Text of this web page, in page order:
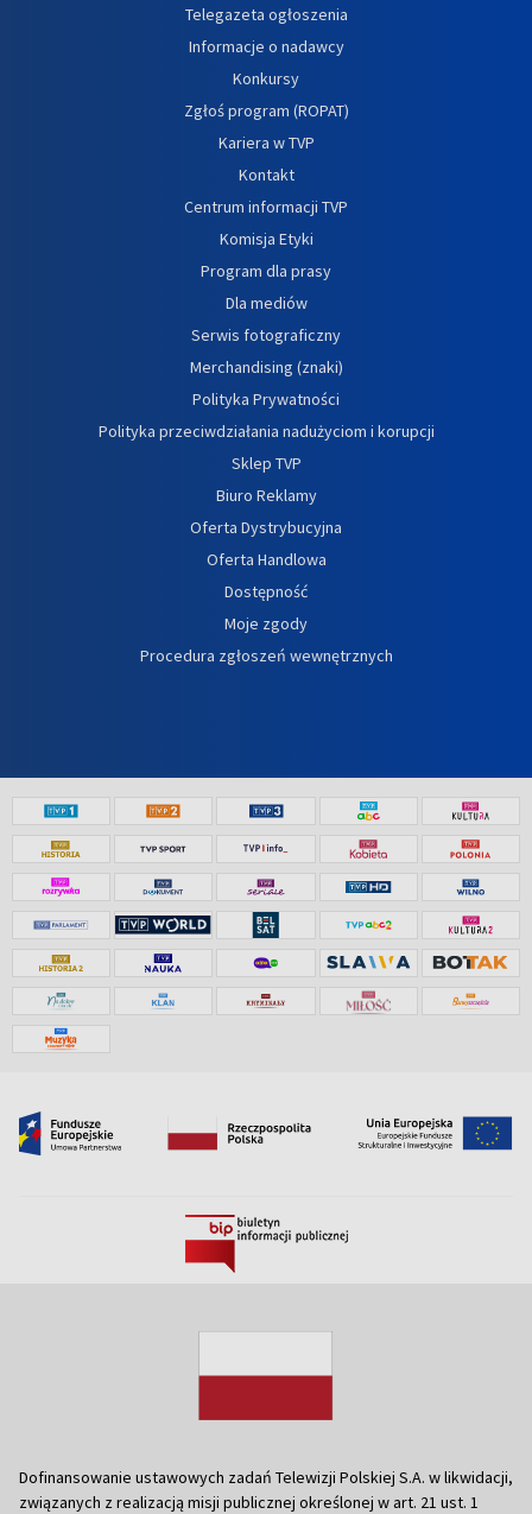
Telegazeta ogłoszenia
Informacje o nadawcy
Konkursy
Zgłoś program (ROPAT)
Kariera w TVP
Kontakt
Centrum informacji TVP
Komisja Etyki
Program dla prasy
Dla mediów
Serwis fotograficzny
Merchandising (znaki)
Polityka Prywatności
Polityka przeciwdziałania nadużyciom i korupcji
Sklep TVP
Biuro Reklamy
Oferta Dystrybucyjna
Oferta Handlowa
Dostępność
Moje zgody
Procedura zgłoszeń wewnętrznych
Dofinansowanie ustawowych zadań Telewizji Polskiej S.A. w likwidacji,
związanych z realizacją misji publicznej określonej w art. 21 ust. 1